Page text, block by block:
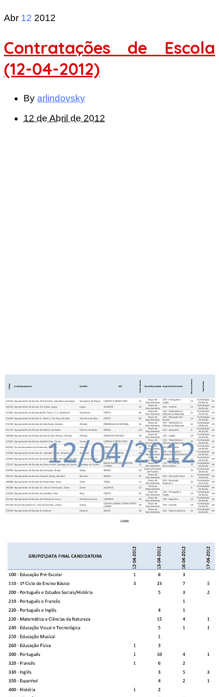
Abr 12 2012
Contratações de Escola
(12-04-2012)
By arlindovsky
12 de Abril de 2012